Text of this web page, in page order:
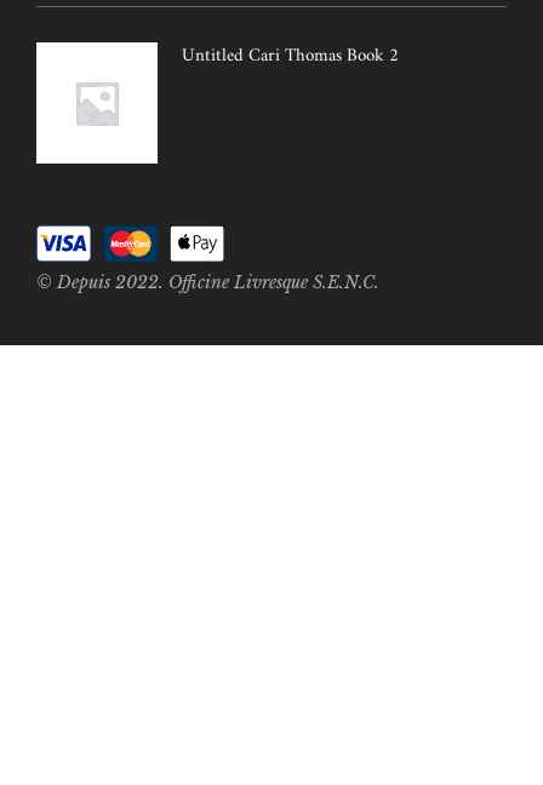
Untitled Cari Thomas Book 2
© Depuis 2022. Officine Livresque S.E.N.C.